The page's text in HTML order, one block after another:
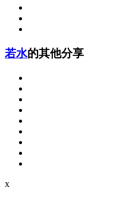
若水的其他分享
x